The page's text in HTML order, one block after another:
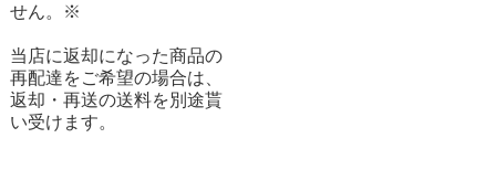
せん。※
当店に返却になった商品の
再配達をご希望の場合は、
返却・再送の送料を別途貰
い受けます。